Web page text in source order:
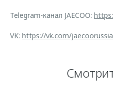
Telegram-канал JAECOO:
VK: https://vk.com/jaecoorussia